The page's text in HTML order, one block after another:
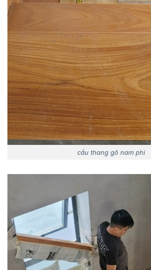
cầu thang gõ nam phi